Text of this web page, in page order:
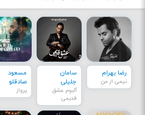
رضا بهرام
نیمی از من
سامان
جلیلی
آلبوم عشق
قدیمی
مسعود
صادقلو
پرواز